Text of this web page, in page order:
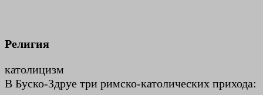
Религия
католицизм
В Буско-Здруе три римско-католических прихода: